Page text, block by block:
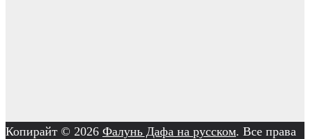
Копирайт © 2026 Фалунь Дафа на русском. Все права